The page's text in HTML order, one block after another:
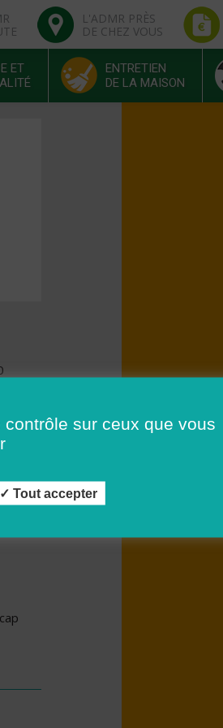
L'ADMR PRÈS
DE CHEZ VOUS
ET
ENTRETIEN
DE LA MAISON
sur ceux que vous
Tout accepter